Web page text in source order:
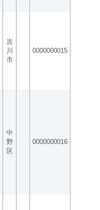
吉
川
市
0000000015
中
野
区
0000000016